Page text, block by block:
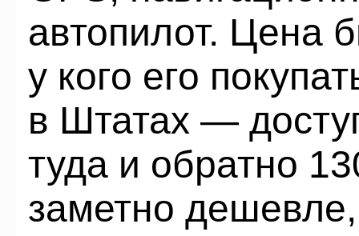
автопилот. Цена
у кого его
в Штатах —
туда и обратно
заметно